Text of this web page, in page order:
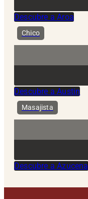
Descubre a Aroa
Chico
Descubre a Austin
Masajista
Descubre a Azucena